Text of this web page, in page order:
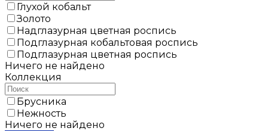
Глухой кобальт
Золото
Надглазурная цветная роспись
Подглазурная кобальтовая роспись
Подглазурная цветная роспись
Ничего не найдено
Коллекция
Брусника
Нежность
Ничего не найдено